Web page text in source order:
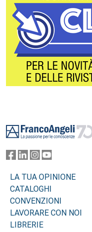
LA TUA OPINIONE
CATALOGHI
CONVENZIONI
LAVORARE CON NOI
LIBRERIE